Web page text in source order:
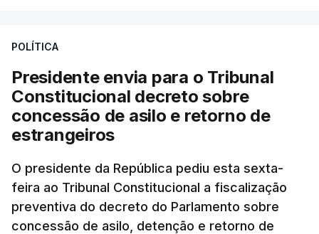
POLÍTICA
Presidente envia para o Tribunal
Constitucional decreto sobre
concessão de asilo e retorno de
estrangeiros
O presidente da República pediu esta sexta-
feira ao Tribunal Constitucional a fiscalização
preventiva do decreto do Parlamento sobre
concessão de asilo, detenção e retorno de